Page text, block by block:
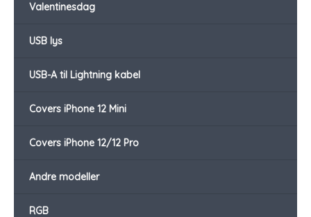
Valentinesdag
USB lys
USB-A til Lightning kabel
Covers iPhone 12 Mini
Covers iPhone 12/12 Pro
Andre modeller
RGB